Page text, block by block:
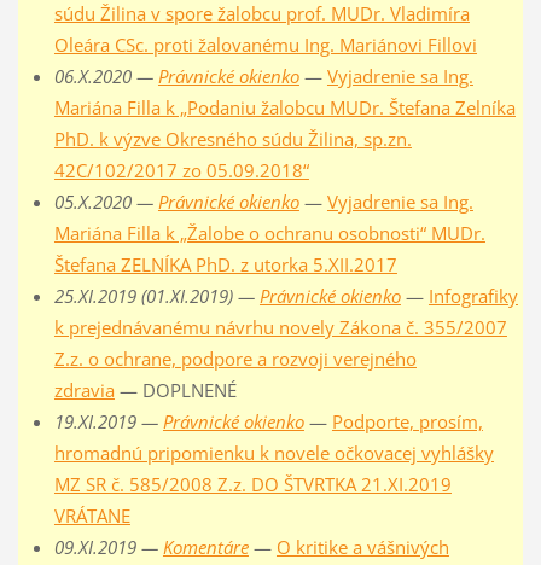
súdu Žilina v spore žalobcu prof. MUDr. Vladimíra
Oleára CSc. proti žalovanému Ing. Mariánovi Fillovi
06.X.2020 — Právnické okienko— Vyjadrenie sa Ing.
Mariána Filla k „Podaniu žalobcu MUDr. Štefana Zelníka
PhD. k výzve Okresného súdu Žilina, sp.zn.
42C/102/2017 zo 05.09.2018“
05.X.2020 — Právnické okienko— Vyjadrenie sa Ing.
Mariána Filla k „Žalobe o ochranu osobnosti“ MUDr.
Štefana ZELNÍKA PhD. z utorka 5.XII.2017
25.XI.2019 (01.XI.2019) — Právnické okienko— Infografiky
k prejednávanému návrhu novely Zákona č. 355/2007
Z.z. o ochrane, podpore a rozvoji verejného
zdravia — DOPLNENÉ
19.XI.2019 — Právnické okienko— Podporte, prosím,
hromadnú pripomienku k novele očkovacej vyhlášky
MZ SR č. 585/2008 Z.z. DO ŠTVRTKA 21.XI.2019
VRÁTANE
09.XI.2019 — Komentáre— O kritike a vášnivých